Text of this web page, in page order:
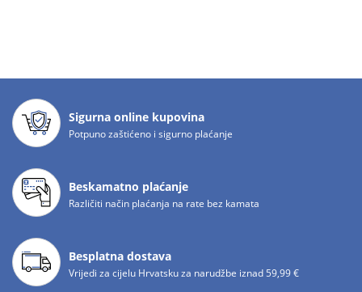
Sigurna online kupovina
Potpuno zaštićeno i sigurno plaćanje
Beskamatno plaćanje
Različiti način plaćanja na rate bez kamata
Besplatna dostava
Vrijedi za cijelu Hrvatsku za narudžbe iznad 59,99 €